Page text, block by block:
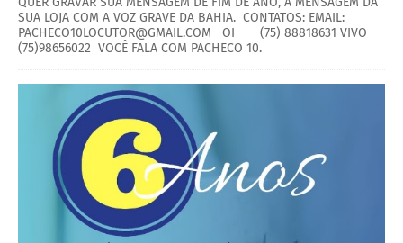
SUA LOJA COM A VOZ GRAVE DA BAHIA. CONTATOS: EMAIL:
PACHECO10LOCUTOR@GMAIL.COM OI (75) 88818631 VIVO
(75)98656022 VOCÊ FALA COM PACHECO 10.